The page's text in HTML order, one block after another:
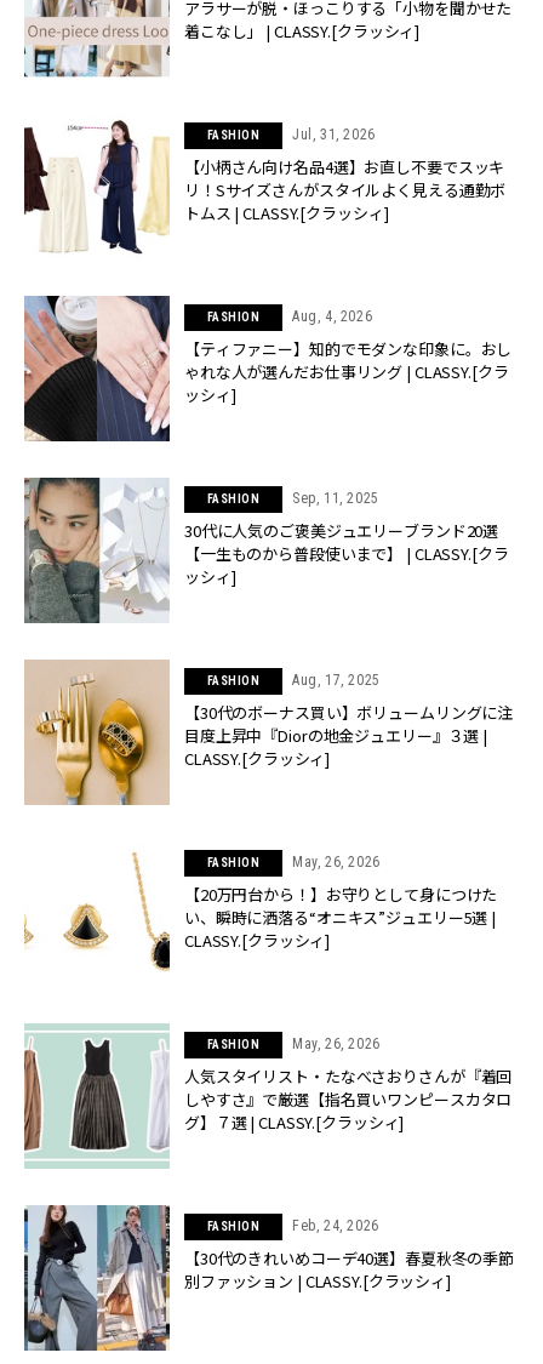
アラサーが脱・ほっこりする「小物を聞かせた
着こなし」 | CLASSY.[クラッシィ]
FASHION Jul, 31, 2026
【小柄さん向け名品4選】お直し不要でスッキ
リ！Sサイズさんがスタイルよく見える通勤ボ
トムス | CLASSY.[クラッシィ]
FASHION Aug, 4, 2026
【ティファニー】知的でモダンな印象に。おし
ゃれな人が選んだお仕事リング | CLASSY.[クラ
ッシィ]
FASHION Sep, 11, 2025
30代に人気のご褒美ジュエリーブランド20選
【一生ものから普段使いまで】 | CLASSY.[クラ
ッシィ]
FASHION Aug, 17, 2025
【30代のボーナス買い】ボリュームリングに注
目度上昇中『Diorの地金ジュエリー』３選 |
CLASSY.[クラッシィ]
FASHION May, 26, 2026
【20万円台から！】お守りとして身につけた
い、瞬時に洒落る“オニキス”ジュエリー5選 |
CLASSY.[クラッシィ]
FASHION May, 26, 2026
人気スタイリスト・たなべさおりさんが『着回
しやすさ』で厳選【指名買いワンピースカタロ
グ】７選 | CLASSY.[クラッシィ]
FASHION Feb, 24, 2026
【30代のきれいめコーデ40選】春夏秋冬の季節
別ファッション | CLASSY.[クラッシィ]